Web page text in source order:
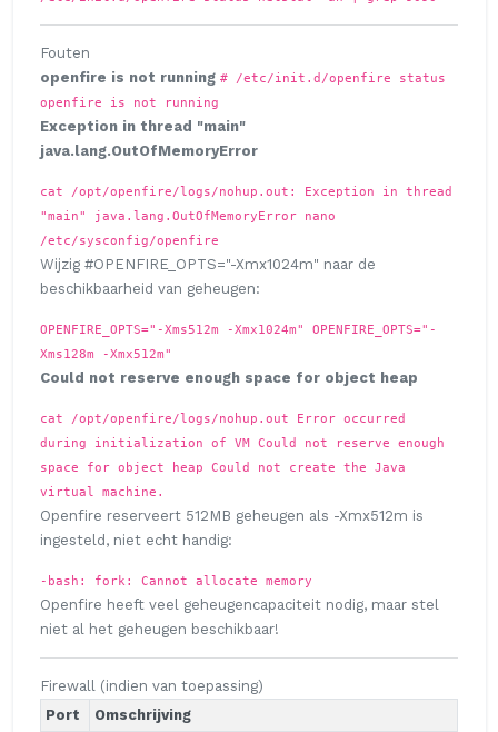
Fouten
openfire is not running # /etc/init.d/openfire status
openfire is not running
Exception in thread "main"
java.lang.OutOfMemoryError
cat /opt/openfire/logs/nohup.out: Exception in thread
"main" java.lang.OutOfMemoryError nano
/etc/sysconfig/openfire
Wijzig #OPENFIRE_OPTS="-Xmx1024m" naar de
beschikbaarheid van geheugen:
OPENFIRE_OPTS="-Xms512m -Xmx1024m" OPENFIRE_OPTS="-
Xms128m -Xmx512m"
Could not reserve enough space for object heap
cat /opt/openfire/logs/nohup.out Error occurred
during initialization of VM Could not reserve enough
space for object heap Could not create the Java
virtual machine.
Openfire reserveert 512MB geheugen als -Xmx512m is
ingesteld, niet echt handig:
-bash: fork: Cannot allocate memory
Openfire heeft veel geheugencapaciteit nodig, maar stel
niet al het geheugen beschikbaar!
Firewall (indien van toepassing)
Port
Omschrijving